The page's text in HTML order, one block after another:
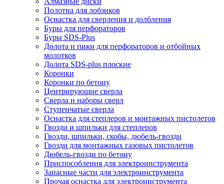
Полотна для лобзиков
Оснастка для сверления и долбления
Буры для перфораторов
Буры SDS-Plus
Долота и пики для перфораторов и отбойных
молотков
Долота SDS-plus плоские
Коронки
Коронки по бетону
Центрирующие сверла
Сверла и наборы сверл
Ступенчатые сверла
Оснастка для степлеров и монтажных пистолетов
Гвозди и шпильки для степлеров
Гвозди, шпильки, скобы, дюбель-гвозди
Гвозди для монтажных газовых пистолетов
Дюбель-гвозди по бетону
Приспособления для электроинструмента
Запасные части для электроинструмента
Прочая оснастка для электроинструмента